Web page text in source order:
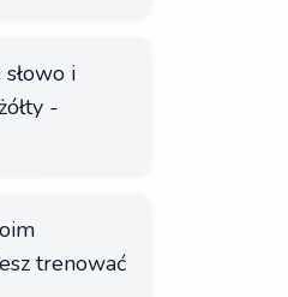
i
-
trenować